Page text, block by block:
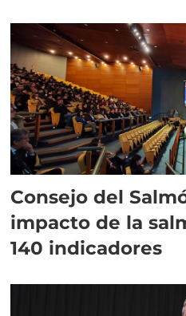
Consejo del
impacto de la
140 indicadores